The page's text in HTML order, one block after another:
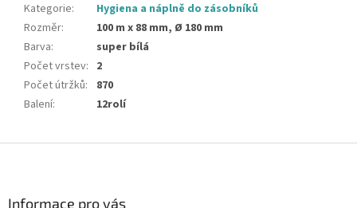
Kategorie:
Hygiena a náplně do zásobníků
Rozměr:
100 m x 88 mm, Ø 180 mm
Barva:
super bílá
Počet vrstev: 2
Počet útržků:
870
Balení: 12rolí
Informace pro vás